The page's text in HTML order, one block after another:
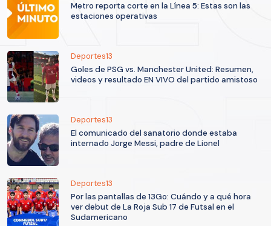
Metro reporta corte en la Línea 5: Estas son las
estaciones operativas
Deportes13
Goles de PSG vs. Manchester United: Resumen,
videos y resultado EN VIVO del partido amistoso
Deportes13
El comunicado del sanatorio donde estaba
internado Jorge Messi, padre de Lionel
Deportes13
Por las pantallas de 13Go: Cuándo y a qué hora
ver debut de La Roja Sub 17 de Futsal en el
Sudamericano